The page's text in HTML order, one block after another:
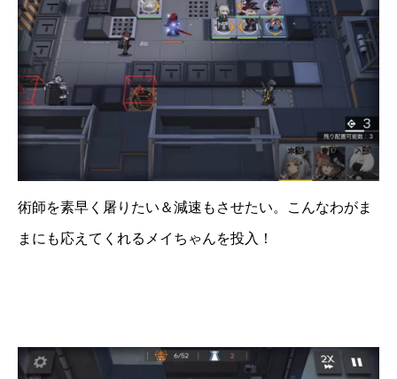
術師を素早く屠りたい＆減速もさせたい。こんなわがま
まにも応えてくれるメイちゃんを投入！